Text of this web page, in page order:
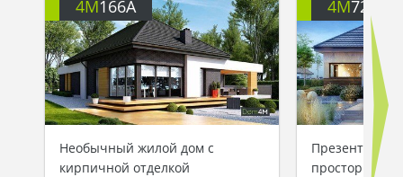
4M166A
Необычный жилой дом с
кирпичной отделкой
4M722
просторной